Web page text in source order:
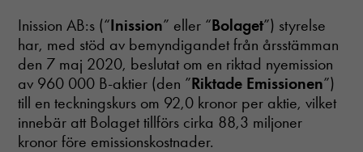
Inission AB:s (“Inission” eller “Bolaget”) styrelse
har, med stöd av bemyndigandet från årsstämman
den 7 maj 2020, beslutat om en riktad nyemission
av 960 000 B-aktier (den ”Riktade Emissionen”)
till en teckningskurs om 92,0 kronor per aktie, vilket
innebär att Bolaget tillförs cirka 88,3 miljoner
kronor före emissionskostnader.